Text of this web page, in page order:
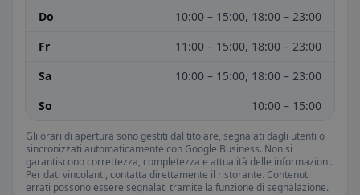
Do
10:00 – 15:00, 18:00 – 23:00
Fr
11:00 – 15:00, 18:00 – 23:00
Sa
10:00 – 15:00, 18:00 – 23:00
So
10:00 – 15:00
Gli orari di apertura sono gestiti dal titolare, segnalati dagli utenti o
sincronizzati automaticamente con Google Business. Non si
garantiscono correttezza, completezza e attualità delle informazioni.
Per dati vincolanti, contatta direttamente il ristorante. Contenuti
errati possono essere segnalati tramite la funzione di segnalazione.